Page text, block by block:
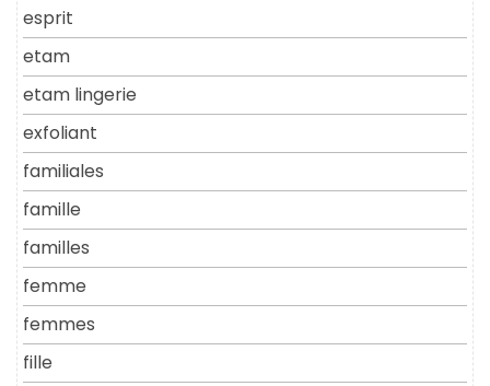
esprit
etam
etam lingerie
exfoliant
familiales
famille
familles
femme
femmes
fille